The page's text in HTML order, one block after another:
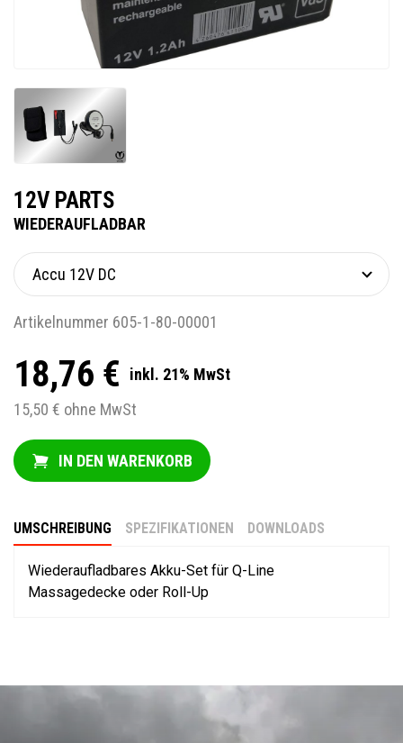
12V PARTS
WIEDERAUFLADBAR
Artikelnummer 605-1-80-00001
18,76 €
inkl. 21% MwSt
15,50 € ohne MwSt
IN DEN WARENKORB
UMSCHREIBUNG SPEZIFIKATIONEN DOWNLOADS
Wiederaufladbares Akku-Set für Q-Line
Massagedecke oder Roll-Up